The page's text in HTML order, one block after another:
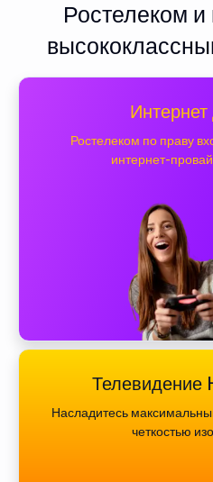
Ростелеком и
Интернет
Ростелеком по праву
интернет-
Телевидение
Насладитесь
четкостью